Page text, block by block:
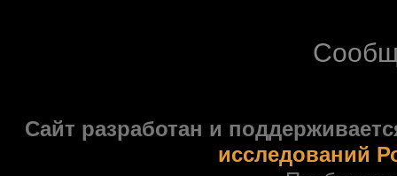
Сайт разработан и
исследований